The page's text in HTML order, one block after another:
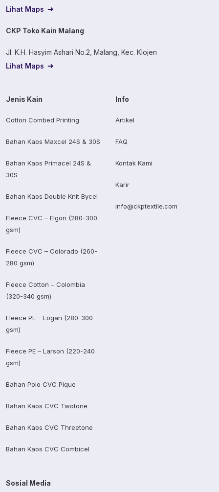
Lihat Maps
CKP Toko Kain Malang
Jl. K.H. Hasyim Ashari No.2, Malang, Kec. Klojen
Lihat Maps
Jenis Kain
Cotton Combed Printing
Bahan Kaos Maxcel 24S & 30S
Bahan Kaos Primacel 24S &
30S
Bahan Kaos Double Knit Bycel
Fleece CVC – Elgon (280-300
gsm)
Fleece CVC – Colorado (260-
280 gsm)
Fleece Cotton – Colombia
(320-340 gsm)
Fleece PE – Logan (280-300
gsm)
Fleece PE – Larson (220-240
gsm)
Bahan Polo CVC Pique
Bahan Kaos CVC Twotone
Bahan Kaos CVC Threetone
Bahan Kaos CVC Combicel
Info
Artikel
FAQ
Kontak Kami
Karir
info@ckptextile.com
Sosial Media